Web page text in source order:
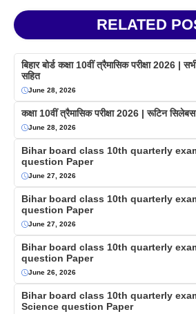
RELATED
बिहार बोर्ड कक्षा 10वीं त्रैमासिक परीक्षा 2026 |
सहित
June 28, 2026
कक्षा 10वीं त्रैमासिक परीक्षा 2026 | रूटिन
June 28, 2026
Bihar board class 10th quarterly
question Paper
June 27, 2026
Bihar board class 10th quarterly
question Paper
June 27, 2026
Bihar board class 10th quarterly
question Paper
June 26, 2026
Bihar board class 10th quarterly
Science question Paper